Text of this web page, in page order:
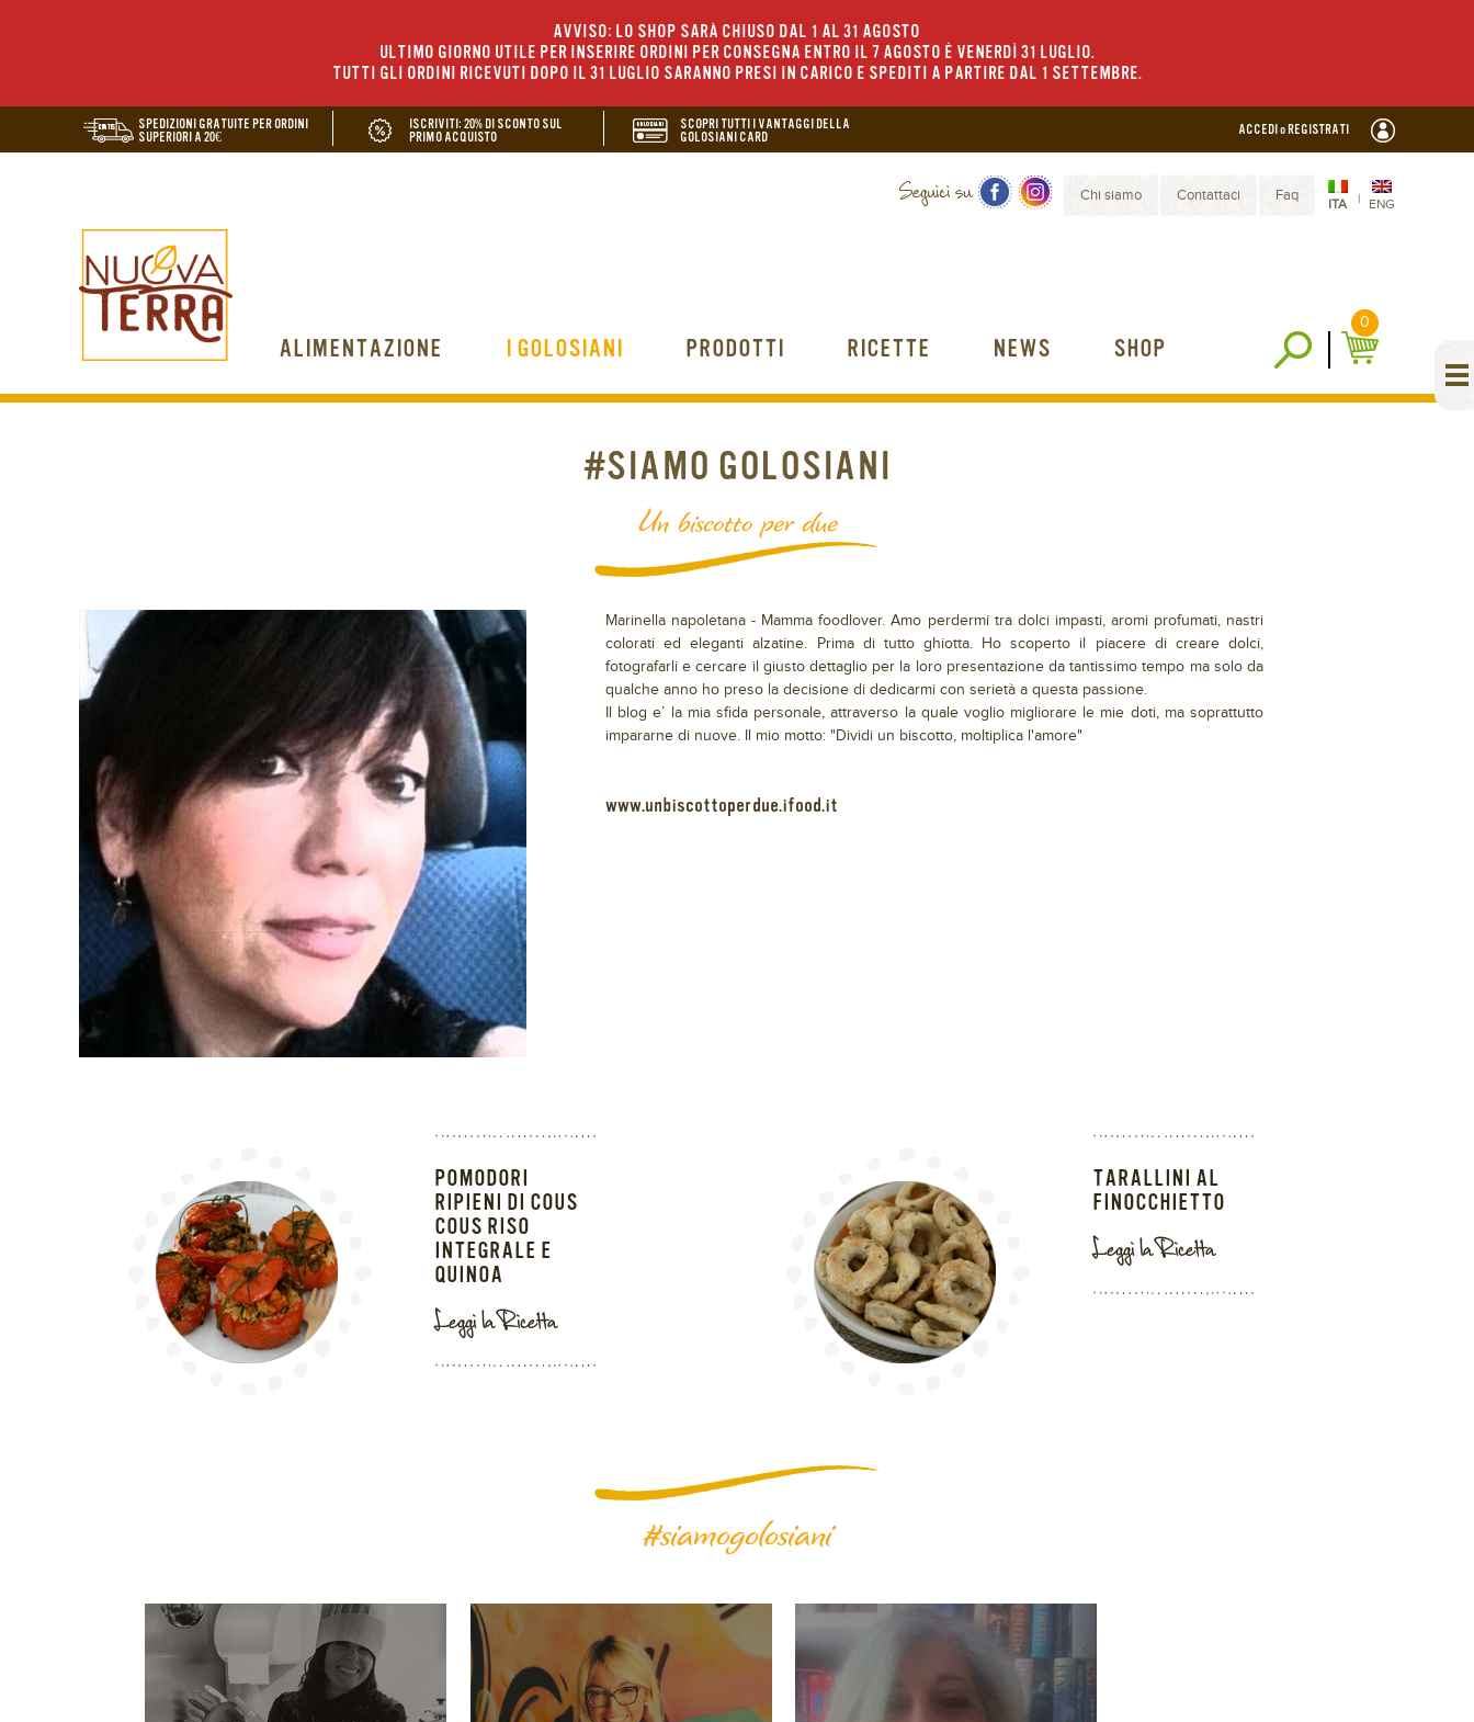
AVVISO: LO SHOP SARÀ CHIUSO DAL 1 AL 31 AGOSTO
ULTIMO GIORNO UTILE PER INSERIRE ORDINI PER CONSEGNA ENTRO IL 7 AGOSTO È VENERDÌ 31 LUGLIO.
TUTTI GLI ORDINI RICEVUTI DOPO IL 31 LUGLIO SARANNO PRESI IN CARICO E SPEDITI A PARTIRE DAL 1 SETTEMBRE.
SPEDIZIONI GRATUITE PER ORDINI
SUPERIORI A 20€
ISCRIVITI: 20% DI SCONTO SUL
PRIMO ACQUISTO
SCOPRI TUTTI I VANTAGGI DELLA
GOLOSIANI CARD
ACCEDI o REGISTRATI
ITA | ENG
Chi siamo Contattaci Faq
ALIMENTAZIONE I GOLOSIANI PRODOTTI RICETTE NEWS SHOP
0
#SIAMO GOLOSIANI
Un biscotto per due
Marinella napoletana - Mamma foodlover. Amo perdermi tra dolci impasti, aromi profumati, nastri
colorati ed eleganti alzatine. Prima di tutto ghiotta. Ho scoperto il piacere di creare dolci,
fotografarli e cercare il giusto dettaglio per la loro presentazione da tantissimo tempo ma solo da
qualche anno ho preso la decisione di dedicarmi con serietà a questa passione.
Il blog e’ la mia sfida personale, attraverso la quale voglio migliorare le mie doti, ma soprattutto
impararne di nuove. Il mio motto: "Dividi un biscotto, moltiplica l'amore"
www.unbiscottoperdue.ifood.it
POMODORI
RIPIENI DI COUS
COUS RISO
INTEGRALE E
QUINOA
Leggi la Ricetta
TARALLINI AL
FINOCCHIETTO
Leggi la Ricetta
#siamogolosiani